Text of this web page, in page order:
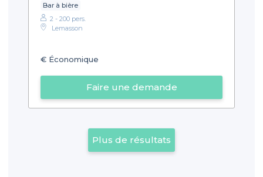
Bar à bière
2 - 200 pers.
Lemasson
€ Économique
Faire une demande
Plus de résultats